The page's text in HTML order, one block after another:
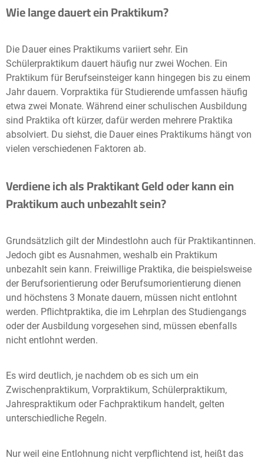
Wie lange dauert ein Praktikum?
Die Dauer eines Praktikums variiert sehr. Ein
Schülerpraktikum dauert häufig nur zwei Wochen. Ein
Praktikum für Berufseinsteiger kann hingegen bis zu einem
Jahr dauern. Vorpraktika für Studierende umfassen häufig
etwa zwei Monate. Während einer schulischen Ausbildung
sind Praktika oft kürzer, dafür werden mehrere Praktika
absolviert. Du siehst, die Dauer eines Praktikums hängt von
vielen verschiedenen Faktoren ab.
Verdiene ich als Praktikant Geld oder kann ein
Praktikum auch unbezahlt sein?
Grundsätzlich gilt der Mindestlohn auch für Praktikantinnen.
Jedoch gibt es Ausnahmen, weshalb ein Praktikum
unbezahlt sein kann. Freiwillige Praktika, die beispielsweise
der Berufsorientierung oder Berufsumorientierung dienen
und höchstens 3 Monate dauern, müssen nicht entlohnt
werden. Pflichtpraktika, die im Lehrplan des Studiengangs
oder der Ausbildung vorgesehen sind, müssen ebenfalls
nicht entlohnt werden.
Es wird deutlich, je nachdem ob es sich um ein
Zwischenpraktikum, Vorpraktikum, Schülerpraktikum,
Jahrespraktikum oder Fachpraktikum handelt, gelten
unterschiedliche Regeln.
Nur weil eine Entlohnung nicht verpflichtend ist, heißt das